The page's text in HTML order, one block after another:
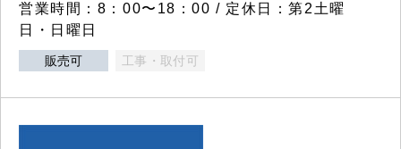
営業時間：8：00〜18：00 / 定休日：第2土曜
日・日曜日
販売可 工事・取付可